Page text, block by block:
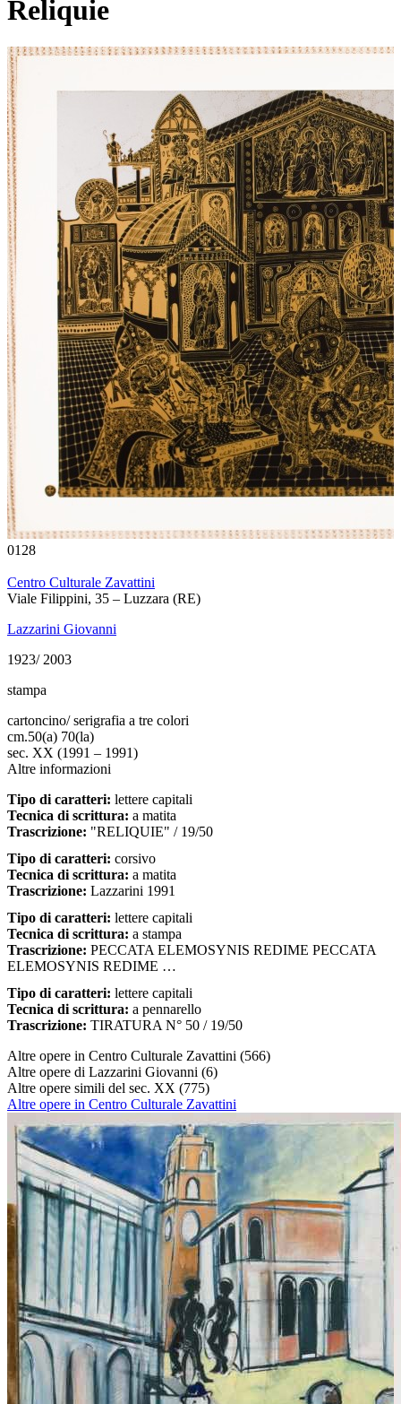
Reliquie
0128
Centro Culturale Zavattini
Viale Filippini, 35 – Luzzara (RE)
Lazzarini Giovanni
1923/ 2003
stampa
cartoncino/ serigrafia a tre colori
cm.50(a) 70(la)
sec. XX (1991 – 1991)
Altre informazioni
Tipo di caratteri: lettere capitali
Tecnica di scrittura: a matita
Trascrizione: "RELIQUIE" / 19/50
Tipo di caratteri: corsivo
Tecnica di scrittura: a matita
Trascrizione: Lazzarini 1991
Tipo di caratteri: lettere capitali
Tecnica di scrittura: a stampa
Trascrizione: PECCATA ELEMOSYNIS REDIME PECCATA
ELEMOSYNIS REDIME …
Tipo di caratteri: lettere capitali
Tecnica di scrittura: a pennarello
Trascrizione: TIRATURA N° 50 / 19/50
Altre opere in Centro Culturale Zavattini (566)
Altre opere di Lazzarini Giovanni (6)
Altre opere simili del sec. XX (775)
Altre opere in Centro Culturale Zavattini